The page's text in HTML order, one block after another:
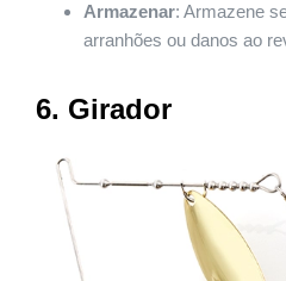
Armazenar: Armazene
arranhões ou danos ao
6. Girador